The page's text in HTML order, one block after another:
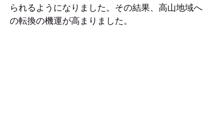
られるようになりました。その結果、高山地域へ
の転換の機運が高まりました。